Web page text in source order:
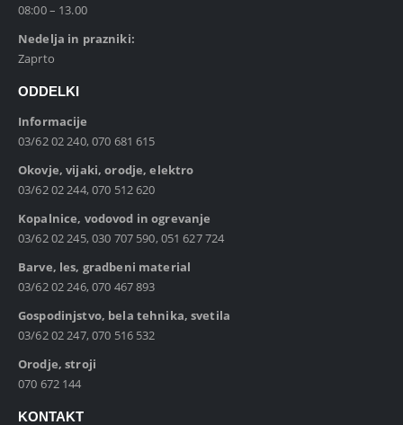
08:00 – 13.00
Nedelja in prazniki:
Zaprto
ODDELKI
Informacije
03/62 02 240, 070 681 615
Okovje, vijaki, orodje, elektro
03/62 02 244, 070 512 620
Kopalnice, vodovod in ogrevanje
03/62 02 245, 030 707 590, 051 627 724
Barve, les, gradbeni material
03/62 02 246, 070 467 893
Gospodinjstvo, bela tehnika, svetila
03/62 02 247, 070 516 532
Orodje, stroji
070 672 144
KONTAKT